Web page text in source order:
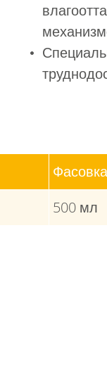
Фасовка
500 мл